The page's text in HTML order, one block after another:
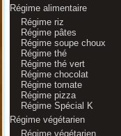
Régime alimentaire
Régime riz
Régime pâtes
Régime soupe choux
Régime thé
Régime thé vert
Régime chocolat
Régime tomate
Régime pizza
Régime Spécial K
Régime végétarien
Régime végétarien